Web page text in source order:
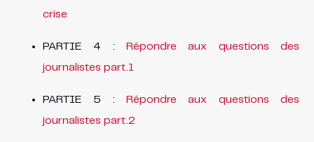
crise
PARTIE 4 :
Répondre aux questions des
journalistes part.1
PARTIE 5 :
Répondre aux questions des
journalistes part.2